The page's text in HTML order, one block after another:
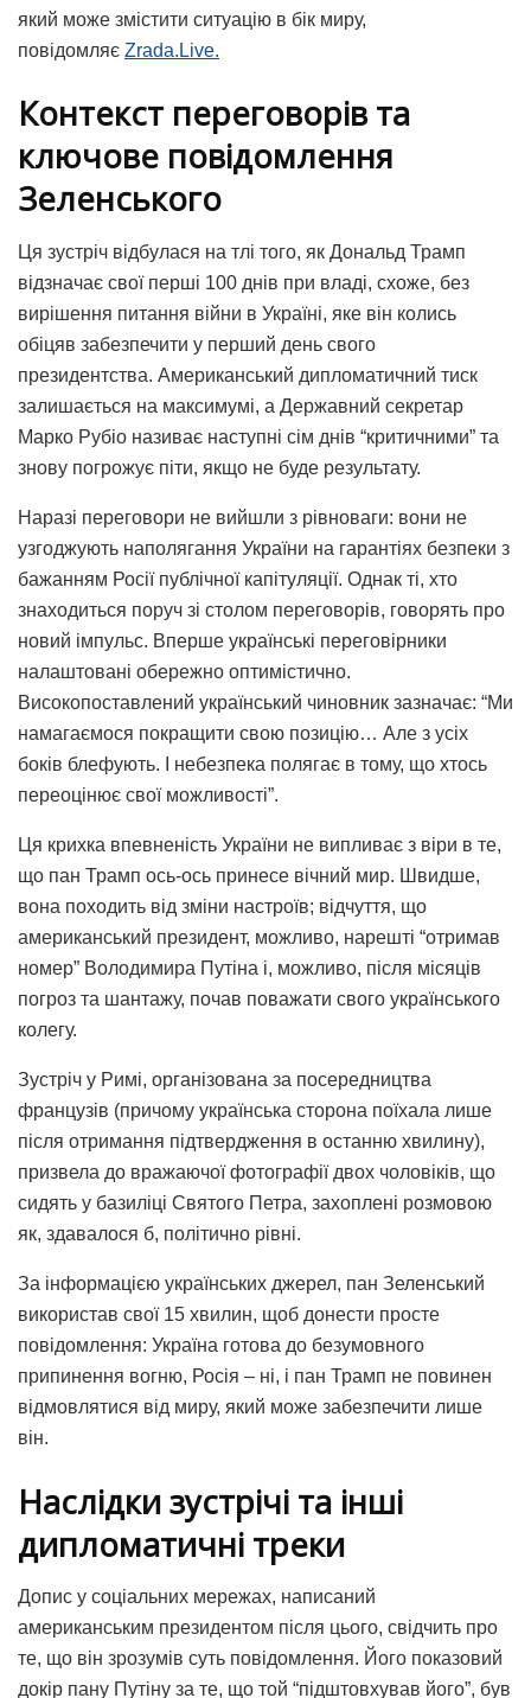
який може змістити ситуацію в бік миру,
повідомляє Zrada.Live.
Контекст переговорів та
ключове повідомлення
Зеленського
Ця зустріч відбулася на тлі того, як Дональд Трамп
відзначає свої перші 100 днів при владі, схоже, без
вирішення питання війни в Україні, яке він колись
обіцяв забезпечити у перший день свого
президентства. Американський дипломатичний тиск
залишається на максимумі, а Державний секретар
Марко Рубіо називає наступні сім днів “критичними” та
знову погрожує піти, якщо не буде результату.
Наразі переговори не вийшли з рівноваги: вони не
узгоджують наполягання України на гарантіях безпеки з
бажанням Росії публічної капітуляції. Однак ті, хто
знаходиться поруч зі столом переговорів, говорять про
новий імпульс. Вперше українські переговірники
налаштовані обережно оптимістично.
Високопоставлений український чиновник зазначає: “Ми
намагаємося покращити свою позицію… Але з усіх
боків блефують. І небезпека полягає в тому, що хтось
переоцінює свої можливості”.
Ця крихка впевненість України не випливає з віри в те,
що пан Трамп ось-ось принесе вічний мир. Швидше,
вона походить від зміни настроїв; відчуття, що
американський президент, можливо, нарешті “отримав
номер” Володимира Путіна і, можливо, після місяців
погроз та шантажу, почав поважати свого українського
колегу.
Зустріч у Римі, організована за посередництва
французів (причому українська сторона поїхала лише
після отримання підтвердження в останню хвилину),
призвела до вражаючої фотографії двох чоловіків, що
сидять у базиліці Святого Петра, захоплені розмовою
як, здавалося б, політично рівні.
За інформацією українських джерел, пан Зеленський
використав свої 15 хвилин, щоб донести просте
повідомлення: Україна готова до безумовного
припинення вогню, Росія – ні, і пан Трамп не повинен
відмовлятися від миру, який може забезпечити лише
він.
Наслідки зустрічі та інші
дипломатичні треки
Допис у соціальних мережах, написаний
американським президентом після цього, свідчить про
те, що він зрозумів суть повідомлення. Його показовий
докір пану Путіну за те, що той “підштовхував його”, був